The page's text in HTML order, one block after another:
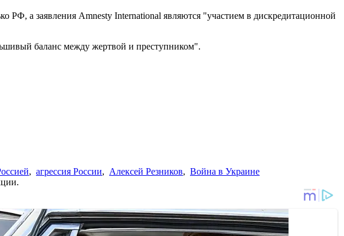
РФ, а заявления Amnesty International являются "участием в дискредитационной
баланс между жертвой и преступником".
, агрессия России, Алексей Резников, Война в Украине